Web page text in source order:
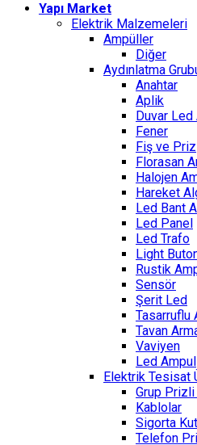
Yapı Market
Elektrik Malzemeleri
Ampüller
Diğer
Aydınlatma
Anahtar
Aplik
Duvar Led
Fener
Fiş ve Priz
Florasan
Halojen
Hareket
Led Bant
Led Panel
Led Trafo
Light
Rustik
Sensör
Şerit Led
Tasarruflu
Tavan
Vaviyen
Led Ampul
Elektrik Tesisat
Grup
Kablolar
Sigorta
Telefon